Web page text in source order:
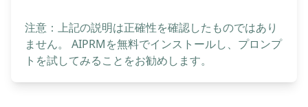
注意：上記の説明は正確性を確認したものではあり
ません。 AIPRMを無料でインストールし、プロンプ
トを試してみることをお勧めします。